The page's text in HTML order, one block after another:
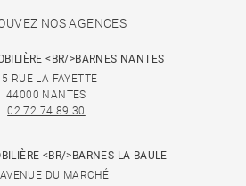
NOS AGENCES
<BR/>BARNES NANTES
RUE LA FAYETTE
44000 NANTES
02 72 74 89 30
<BR/>BARNES LA BAULE
DU MARCHÉ